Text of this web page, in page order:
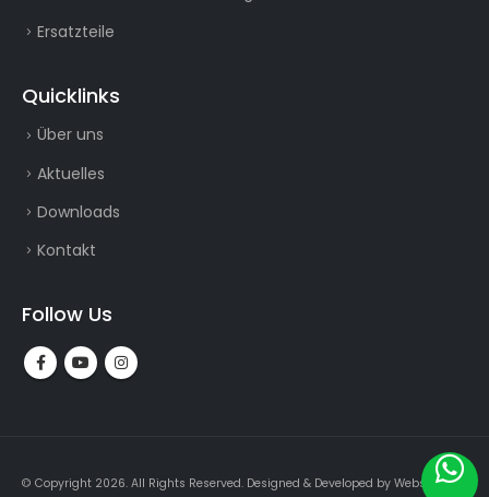
Ersatzteile
Quicklinks
Über uns
Aktuelles
Downloads
Kontakt
Follow Us
© Copyright 2026. All Rights Reserved. Designed & Developed by Webslogin